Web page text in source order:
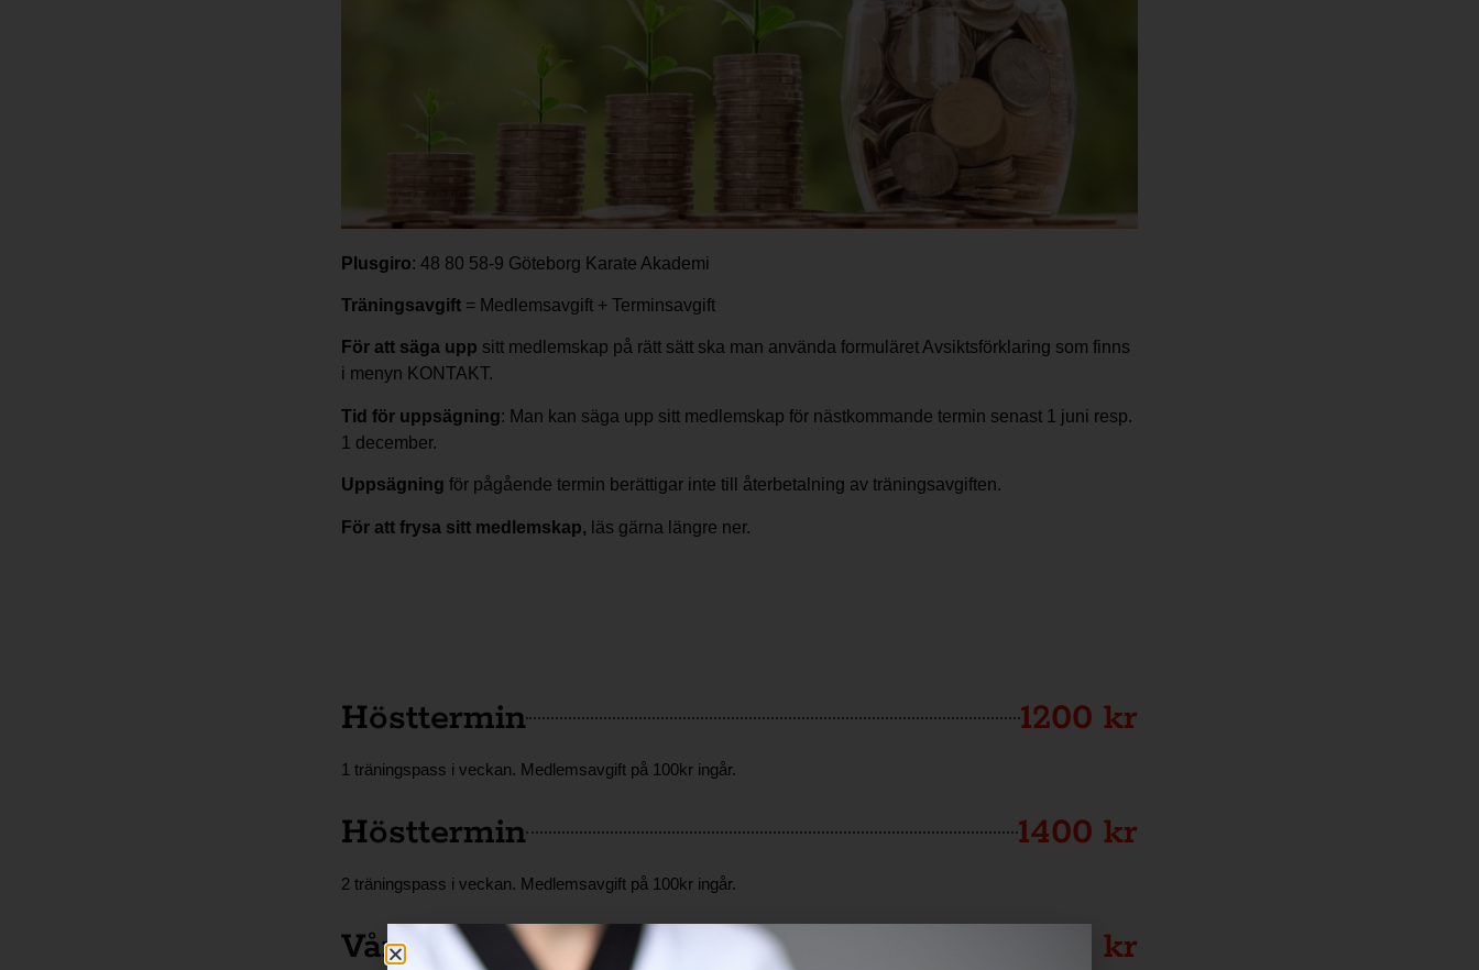
Plusgiro: 48 80 58-9 Göteborg Karate Akademi
Träningsavgift = Medlemsavgift + Terminsavgift
För att säga upp sitt medlemskap på rätt sätt ska man använda formuläret Avsiktsförklaring som finns
i menyn KONTAKT.
Tid för uppsägning: Man kan säga upp sitt medlemskap för nästkommande termin senast 1 juni resp.
1 december.
Uppsägning för pågående termin berättigar inte till återbetalning av träningsavgiften.
För att frysa sitt medlemskap, läs gärna längre ner.
Hösttermin 1200 kr
1 träningspass i veckan. Medlemsavgift på 100kr ingår.
Hösttermin 1400 kr
2 träningspass i veckan. Medlemsavgift på 100kr ingår.
Vårtermin 1400 kr